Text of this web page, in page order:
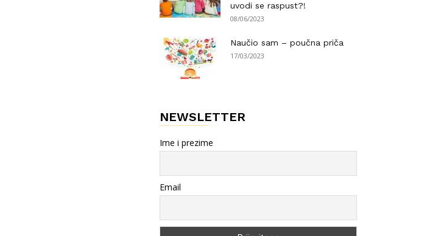
uvodi se raspust?!
08/06/2023
Naučio sam – poučna priča
17/03/2023
NEWSLETTER
Ime i prezime
Email